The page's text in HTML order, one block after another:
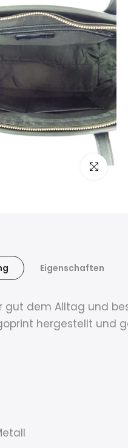
klicken
Eigenschaften
gut dem Alltag und
hergestellt und